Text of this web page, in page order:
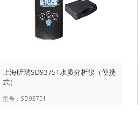
上海昕瑞SD93751水质分析仪（便携
式）
型号：SD93751